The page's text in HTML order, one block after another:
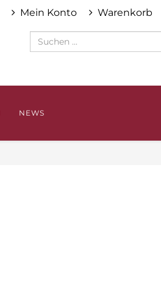
Mein Konto Warenkorb
NEWS